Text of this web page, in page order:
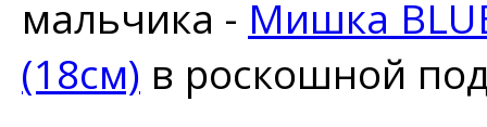
мальчика - Мишка
(18см) в роскошной